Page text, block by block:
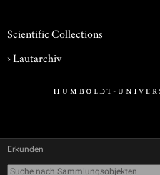
Scientific Collections
›Lautarchiv
Erkunden